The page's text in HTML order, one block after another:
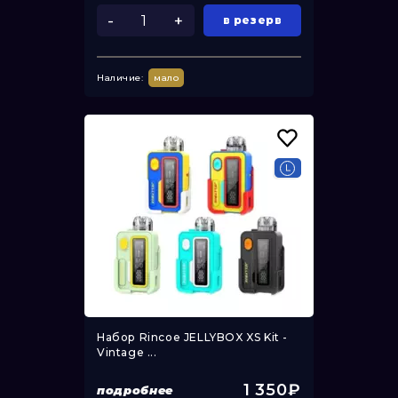
- + в резерв
Наличие: мало
Набор Rincoe JELLYBOX XS Kit -
Vintage ...
подробнее 1 350₽